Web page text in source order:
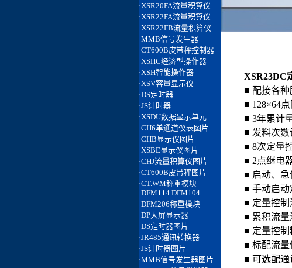
XSR23DC
■ 配接各
■ 128×64
■ 3年累计
■ 发料次数
■ 8次定量
■ 2点继电
■ 启动、急
■ 手动启动
■ 定量控制
■ 累积流量
■ 定量控制
■ 标配流量
■ 可选配通